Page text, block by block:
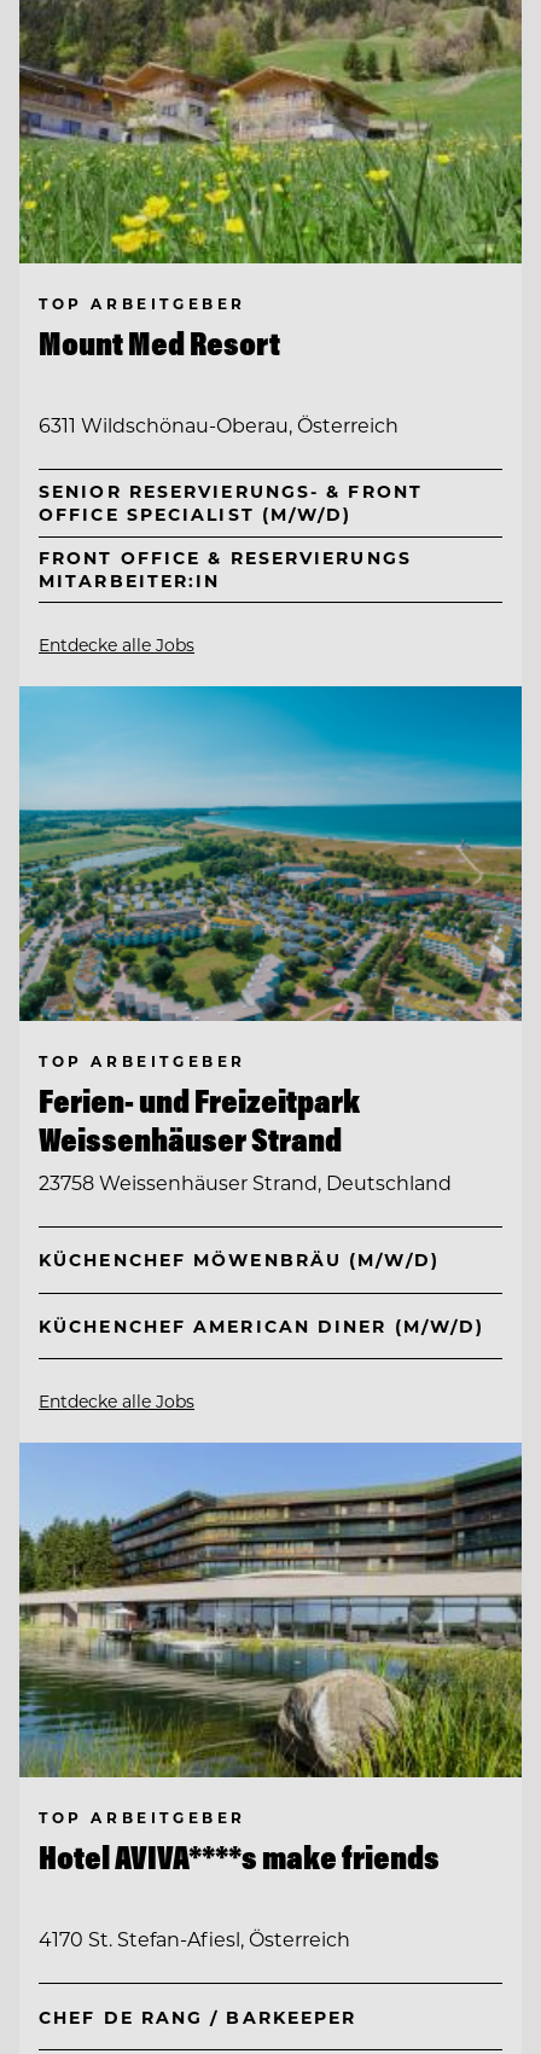
TOP ARBEITGEBER
Mount Med Resort
6311 Wildschönau-Oberau, Österreich
SENIOR RESERVIERUNGS- & FRONT
OFFICE SPECIALIST (M/W/D)
FRONT OFFICE & RESERVIERUNGS
MITARBEITER:IN
Entdecke alle Jobs
TOP ARBEITGEBER
Ferien- und Freizeitpark
Weissenhäuser Strand
23758 Weissenhäuser Strand, Deutschland
KÜCHENCHEF MÖWENBRÄU (M/W/D)
KÜCHENCHEF AMERICAN DINER (M/W/D)
Entdecke alle Jobs
TOP ARBEITGEBER
Hotel AVIVA****s make friends
4170 St. Stefan-Afiesl, Österreich
CHEF DE RANG / BARKEEPER